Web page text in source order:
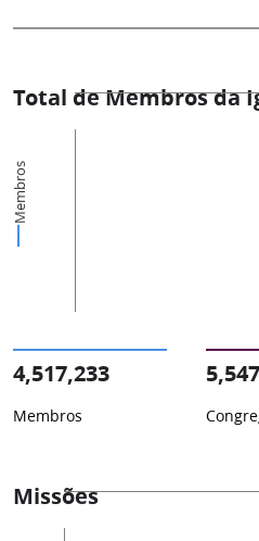
Total de Membros da
Membros
4,517,233
Membros
5,547
Missões